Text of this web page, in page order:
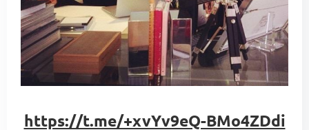
https://t.me/+xvYv9eQ-BMo4ZDdi